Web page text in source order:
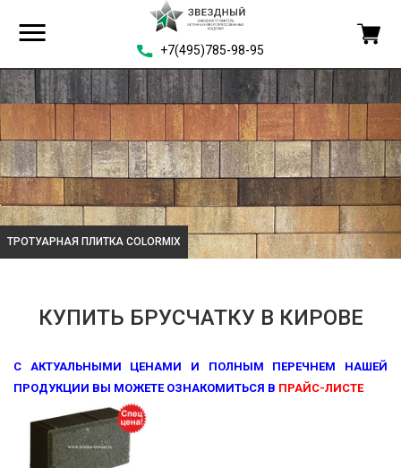
+7(495)785-98-95
ТРОТУАРНАЯ ПЛИТКА COLORMIX
КУПИТЬ БРУСЧАТКУ В КИРОВЕ
С АКТУАЛЬНЫМИ ЦЕНАМИ И ПОЛНЫМ ПЕРЕЧНЕМ НАШЕЙ
ПРОДУКЦИИ ВЫ МОЖЕТЕ ОЗНАКОМИТЬСЯ В ПРАЙС-ЛИСТЕ